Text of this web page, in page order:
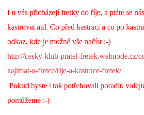
I u vás přicházejí fretky do říje, a ptáte se
kastrovat atd. Co před kastrací a co po
odkaz, kde je možné vše načíst :-)
http://cesky-klub-pratel-fretek.webnode.cz/
zajimat-o-fretce/rije-a-kastrace-fretek/
Pokud byste i tak potřebovali poradit,
pomůžeme :-)